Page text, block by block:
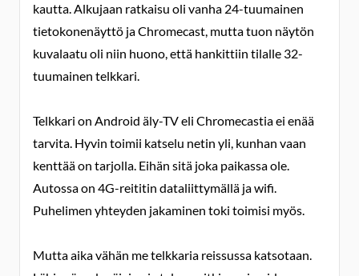
kautta. Alkujaan ratkaisu oli vanha 24-tuumainen
tietokonenäyttö ja Chromecast, mutta tuon näytön
kuvalaatu oli niin huono, että hankittiin tilalle 32-
tuumainen telkkari.
Telkkari on Android äly-TV eli Chromecastia ei enää
tarvita. Hyvin toimii katselu netin yli, kunhan vaan
kenttää on tarjolla. Eihän sitä joka paikassa ole.
Autossa on 4G-reititin dataliittymällä ja wifi.
Puhelimen yhteyden jakaminen toki toimisi myös.
Mutta aika vähän me telkkaria reissussa katsotaan.